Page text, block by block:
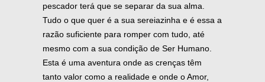
pescador terá que se separar da sua alma.
Tudo o que quer é a sua sereiazinha e é essa a
razão suficiente para romper com tudo, até
mesmo com a sua condição de Ser Humano.
Esta é uma aventura onde as crenças têm
tanto valor como a realidade e onde o Amor,